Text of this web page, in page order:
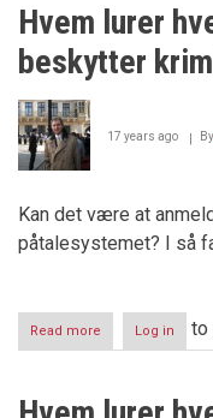
inn
Hvem lurer
beskytter
17 years ago By
Kan det være at
påtalesystemet? I så
Read more
Hvem
Påtalemakten
Log in to